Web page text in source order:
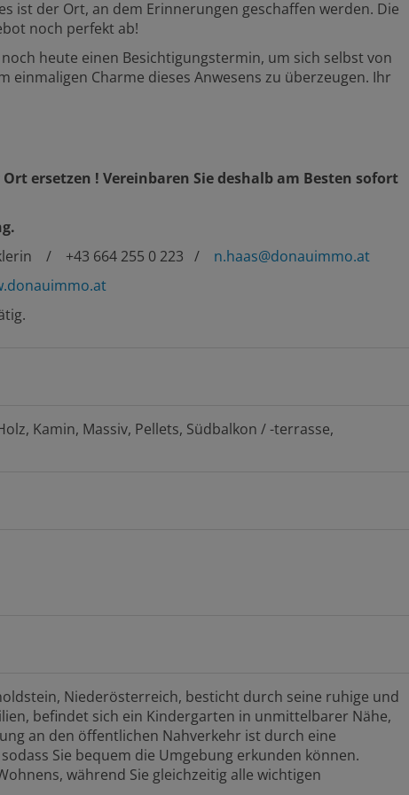
ist der Ort, an dem Erinnerungen geschaffen werden. Die
noch perfekt ab!
heute einen Besichtigungstermin, um sich selbst von
einmaligen Charme dieses Anwesens zu überzeugen. Ihr
ersetzen ! Vereinbaren Sie deshalb am Besten sofort
/ +43 664 255 0 223 / n.haas@donauimmo.at
Kamin Massiv Pellets Südbalkon / -terrasse
Niederösterreich, besticht durch seine ruhige und
befindet sich ein Kindergarten in unmittelbarer Nähe,
an den öffentlichen Nahverkehr ist durch eine
Sie bequem die Umgebung erkunden können.
während Sie gleichzeitig alle wichtigen